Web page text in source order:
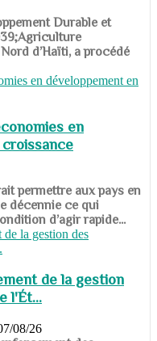
Durable et
d’Haïti, a procédé
en
permettre aux pays en
décennie ce qui
d’agir rapide...
de la gestion
l'Ét...
08/26